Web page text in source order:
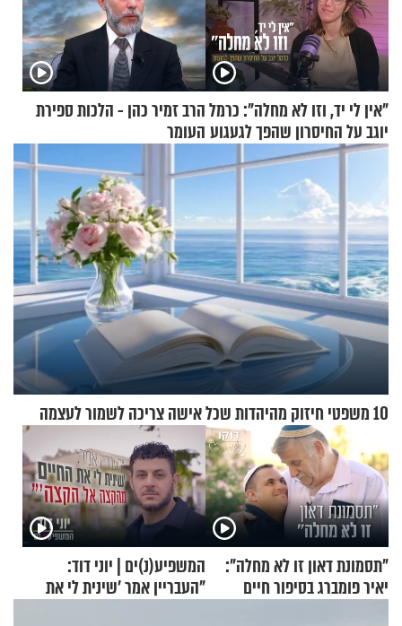
"אין לי יד, וזו לא מחלה": כרמל
יוגב על החיסרון שהפך לגעגוע
הרב זמיר כהן - הלכות ספירת
העומר
10 משפטי חיזוק מהיהדות שכל אישה צריכה לשמור לעצמה
"תסמונת דאון זו לא מחלה":
יאיר פומברג בסיפור חיים
המשפיע(נ)ים | יוני דוד:
"העבריין אמר 'שינית לי את